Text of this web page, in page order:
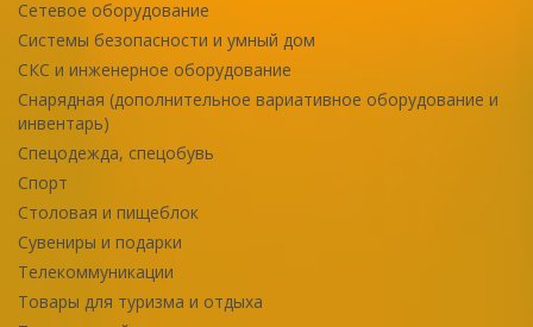
Сетевое оборудование
Системы безопасности и умный дом
СКС и инженерное оборудование
Снарядная (дополнительное вариативное оборудование и
инвентарь)
Спецодежда, спецобувь
Спорт
Столовая и пищеблок
Сувениры и подарки
Телекоммуникации
Товары для туризма и отдыха